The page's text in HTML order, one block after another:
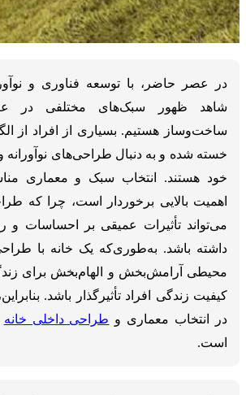
در عصر حاضر، با توسعه فناوری و
شاهد ظهور سبک‌های مختلفی در
ساخت‌وساز هستیم. بسیاری از افراد از
خسته شده و به دنبال طراحی‌های نوآورانه
خود هستند. انتخاب سبک و معماری
اهمیت بالایی برخوردار است، چرا که
می‌تواند تأثیرات عمیقی بر احساسات و
داشته باشد. به‌طوری‌که یک خانه با
محیطی آرامش‌بخش و الهام‌بخش برای
کیفیت زندگی افراد تأثیرگذار باشد.
در انتخاب معماری و طراحی داخلی خانه
است.